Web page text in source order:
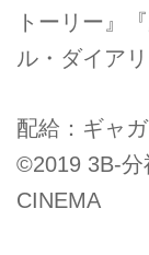
トーリー』
ル・ダイアリ
配給：ギャ
©2019 3B-分
CINEMA